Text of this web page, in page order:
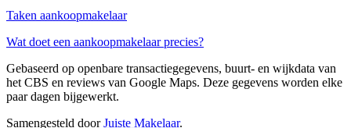
Taken aankoopmakelaar
Wat doet een aankoopmakelaar precies?
Gebaseerd op openbare transactiegegevens, buurt- en wijkdata van
het CBS en reviews van Google Maps. Deze gegevens worden elke
paar dagen bijgewerkt.
Samengesteld doorJuiste Makelaar.